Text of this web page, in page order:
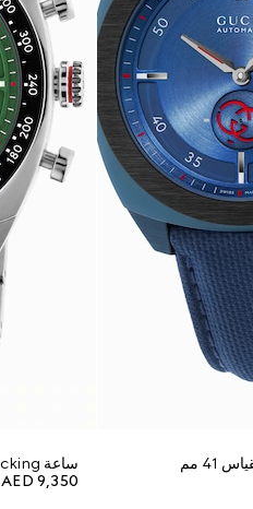
ساعة Gucci Interlocking، بقياس 41 مم
AED 9,350